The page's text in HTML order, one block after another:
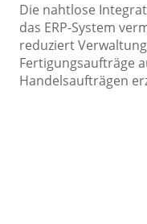
Die nahtlose
das ERP-System
reduziert
Fertigungsaufträge
Handelsaufträgen